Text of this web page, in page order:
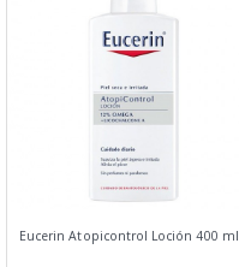
Eucerin Atopicontrol Loción 400 ml